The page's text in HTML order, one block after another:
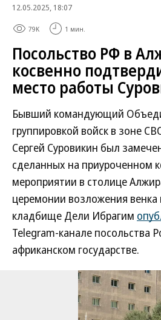
12.05.2025, 18:07
79K 1 мин.
Посольство РФ в
косвенно
место работы
Бывший командующий
группировкой войск в зоне
Сергей Суровикин был
сделанных на приуроченном
мероприятии в столице
церемонии возложения
кладбище Дели Ибрагим
Telegram-канале посольства
африканском государстве.